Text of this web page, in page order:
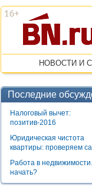
НОВОСТИ И
Последние
Налоговый вычет:
позитив-2016
Юридическая чистота
квартиры: проверяем
Работа в
начать?